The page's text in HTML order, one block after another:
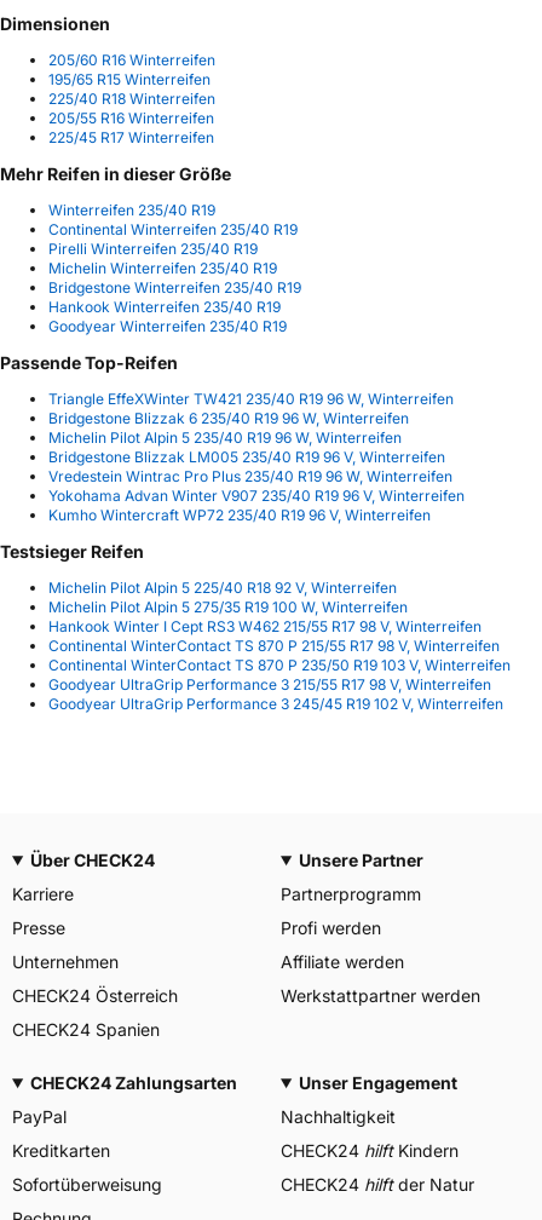
Dimensionen
205/60 R16 Winterreifen
195/65 R15 Winterreifen
225/40 R18 Winterreifen
205/55 R16 Winterreifen
225/45 R17 Winterreifen
Mehr Reifen in dieser Größe
Winterreifen 235/40 R19
Continental Winterreifen 235/40 R19
Pirelli Winterreifen 235/40 R19
Michelin Winterreifen 235/40 R19
Bridgestone Winterreifen 235/40 R19
Hankook Winterreifen 235/40 R19
Goodyear Winterreifen 235/40 R19
Passende Top-Reifen
Triangle EffeXWinter TW421 235/40 R19 96 W, Winterreifen
Bridgestone Blizzak 6 235/40 R19 96 W, Winterreifen
Michelin Pilot Alpin 5 235/40 R19 96 W, Winterreifen
Bridgestone Blizzak LM005 235/40 R19 96 V, Winterreifen
Vredestein Wintrac Pro Plus 235/40 R19 96 W, Winterreifen
Yokohama Advan Winter V907 235/40 R19 96 V, Winterreifen
Kumho Wintercraft WP72 235/40 R19 96 V, Winterreifen
Testsieger Reifen
Michelin Pilot Alpin 5 225/40 R18 92 V, Winterreifen
Michelin Pilot Alpin 5 275/35 R19 100 W, Winterreifen
Hankook Winter I Cept RS3 W462 215/55 R17 98 V, Winterreifen
Continental WinterContact TS 870 P 215/55 R17 98 V, Winterreifen
Continental WinterContact TS 870 P 235/50 R19 103 V, Winterreifen
Goodyear UltraGrip Performance 3 215/55 R17 98 V, Winterreifen
Goodyear UltraGrip Performance 3 245/45 R19 102 V, Winterreifen
Über CHECK24
Karriere
Presse
Unternehmen
CHECK24 Österreich
CHECK24 Spanien
Unsere Partner
Partnerprogramm
Profi werden
Affiliate werden
Werkstattpartner werden
CHECK24 Zahlungsarten
PayPal
Kreditkarten
Sofortüberweisung
Unser Engagement
Nachhaltigkeit
CHECK24 hilftKindern
CHECK24 hilftder Natur